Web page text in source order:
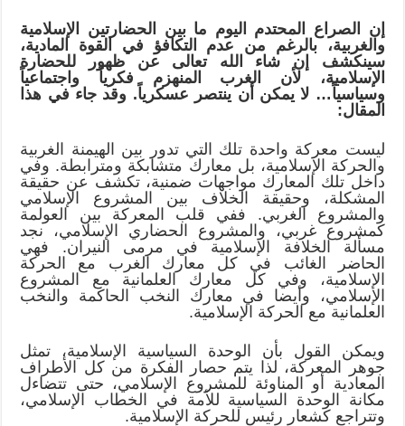
إن الصراع المحتدم اليوم ما بين الحضارتين الإسلامية
والغربية، بالرغم من عدم التكافؤ في القوة المادية،
سينكشف إن شاء الله تعالى عن ظهور للحضارة
الإسلامية، لأن الغرب المنهزم فكرياً واجتماعياً
وسياسياً… لا يمكن أن ينتصر عسكرياً. وقد جاء في هذا
المقال:
ليست معركة واحدة تلك التي تدور بين الهيمنة الغربية
والحركة الإسلامية، بل معارك متشابكة ومترابطة. وفي
داخل تلك المعارك مواجهات ضمنية، تكشف عن حقيقة
المشكلة، وحقيقة الخلاف بين المشروع الإسلامي
والمشروع الغربي. ففي قلب المعركة بين العولمة
كمشروع غربي، والمشروع الحضاري الإسلامي، نجد
مسألة الخلافة الإسلامية في مرمى النيران. فهي
الحاضر الغائب في كل معارك الغرب مع الحركة
الإسلامية، وفي كل معارك العلمانية مع المشروع
الإسلامي، وأيضا في معارك النخب الحاكمة والنخب
العلمانية مع الحركة الإسلامية.
ويمكن القول بأن الوحدة السياسية الإسلامية، تمثل
جوهر المعركة، لذا يتم حصار الفكرة من كل الأطراف
المعادية أو المناوئة للمشروع الإسلامي، حتى تتضاءل
مكانة الوحدة السياسية للأمة في الخطاب الإسلامي،
وتتراجع كشعار رئيس للحركة الإسلامية.